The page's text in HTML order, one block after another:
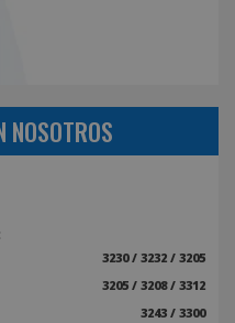
NOSOTROS
3230 / 3232 / 3205
3205 / 3208 / 3312
3243 / 3300